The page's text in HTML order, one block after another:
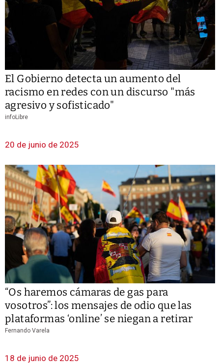
El Gobierno detecta un aumento del
racismo en redes con un discurso "más
agresivo y sofisticado"
infoLibre
20 de junio de 2025
“Os haremos cámaras de gas para
vosotros”: los mensajes de odio que las
plataformas ‘online’ se niegan a retirar
Fernando Varela
18 de junio de 2025